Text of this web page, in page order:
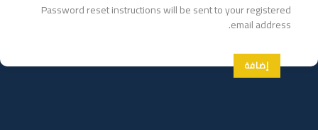
Password reset instructions will be sent to your registered
email address.